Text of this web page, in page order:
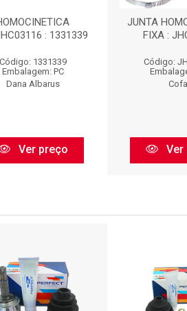
: 1331339
Código: 1331339
Embalagem: PC
Dana Albarus
Ver preço
JUNTA
FIXA :
Código:
Ver